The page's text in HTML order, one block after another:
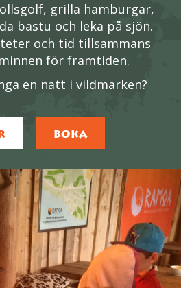
grilla hamburgar,
bastu och leka på sjön.
och tid tillsammans
för framtiden.
en natt i vildmarken?
BOKA